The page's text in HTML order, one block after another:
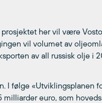
her vil være
vil volumet av
av all russisk olje i
I følge «Utviklingsplanen
euro, som